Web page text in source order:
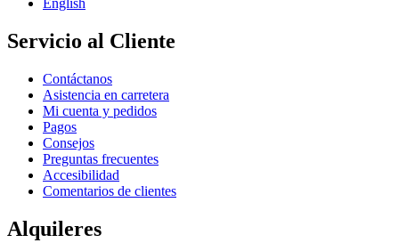
English
Servicio al Cliente
Contáctanos
Asistencia en carretera
Mi cuenta y pedidos
Pagos
Consejos
Preguntas frecuentes
Accesibilidad
Comentarios de clientes
Alquileres